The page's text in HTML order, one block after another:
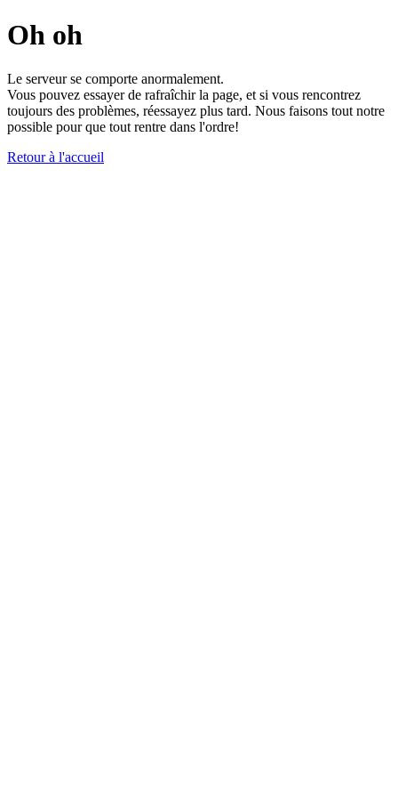
Oh oh
Le serveur se comporte anormalement.
Vous pouvez essayer de rafraîchir la page, et si vous rencontrez
toujours des problèmes, réessayez plus tard. Nous faisons tout notre
possible pour que tout rentre dans l'ordre!
Retour à l'accueil